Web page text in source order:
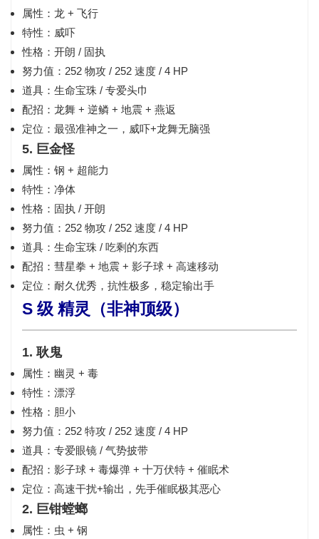
属性：龙 + 飞行
特性：威吓
性格：开朗 / 固执
努力值：252 物攻 / 252 速度 / 4 HP
道具：生命宝珠 / 专爱头巾
配招：龙舞 + 逆鳞 + 地震 + 燕返
定位：最强准神之一，威吓+龙舞无脑强
5. 巨金怪
属性：钢 + 超能力
特性：净体
性格：固执 / 开朗
努力值：252 物攻 / 252 速度 / 4 HP
道具：生命宝珠 / 吃剩的东西
配招：彗星拳 + 地震 + 影子球 + 高速移动
定位：耐久优秀，抗性极多，稳定输出手
S 级 精灵（非神顶级）
1. 耿鬼
属性：幽灵 + 毒
特性：漂浮
性格：胆小
努力值：252 特攻 / 252 速度 / 4 HP
道具：专爱眼镜 / 气势披带
配招：影子球 + 毒爆弹 + 十万伏特 + 催眠术
定位：高速干扰+输出，先手催眠极其恶心
2. 巨钳螳螂
属性：虫 + 钢